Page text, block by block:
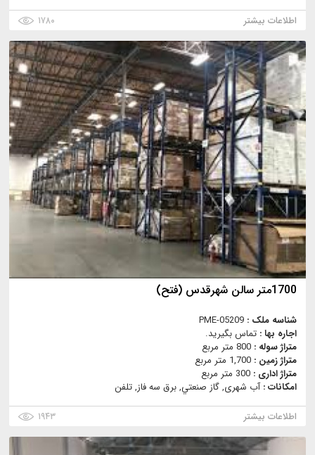
اطلاعات بیشتر
۱۷۸۰
1700متر سالن شهرقدس (فتح)
شناسه ملک : PME-05209
اجاره بها : تماس بگیرید.
متراژ سوله : 800 متر مربع
متراژ زمین : 1,700 متر مربع
متراژ اداری : 300 متر مربع
امکانات :آب شهری, گاز صنعتي, برق سه فاز, تلفن
اطلاعات بیشتر
۱۹۴۳